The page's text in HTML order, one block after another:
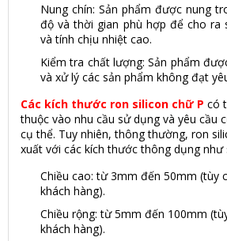
Nung chín: Sản phẩm được nung
độ và thời gian phù hợp để cho ra
và tính chịu nhiệt cao.
Kiểm tra chất lượng: Sản phẩm
và xử lý các sản phẩm không đạt
Các kích thước ron silicon chữ P có
thuộc vào nhu cầu sử dụng và yêu cầu
cụ thể. Tuy nhiên, thông thường, ron
xuất với các kích thước thông dụng như
Chiều cao: từ 3mm đến 50mm (tùy
khách hàng).
Chiều rộng: từ 5mm đến 100mm
khách hàng).